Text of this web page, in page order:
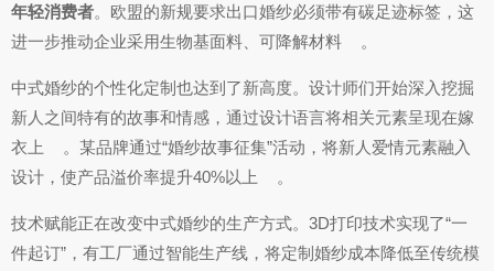
年轻消费者。欧盟的新规要求出口婚纱必须带有碳足迹标签，这
进一步推动企业采用生物基面料、可降解材料
。
中式婚纱的个性化定制也达到了新高度。设计师们开始深入挖掘
新人之间特有的故事和情感，通过设计语言将相关元素呈现在嫁
衣上
。某品牌通过“婚纱故事征集”活动，将新人爱情元素融入
设计，使产品溢价率提升40%以上
。
技术赋能正在改变中式婚纱的生产方式。3D打印技术实现了“一
件起订”，有工厂通过智能生产线，将定制婚纱成本降低至传统模